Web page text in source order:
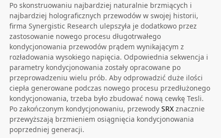
Po skonstruowaniu najbardziej naturalnie brzmiących i
najbardziej holograficznych przewodów w swojej historii,
firma Synergistic Research ulepszyła je dodatkowo przez
zastosowanie nowego procesu długotrwałego
kondycjonowania przewodów prądem wynikającym z
rozładowania wysokiego napięcia. Odpowiednia sekwencja i
parametry kondycjonowania zostały opracowane po
przeprowadzeniu wielu prób. Aby odprowadzić duże ilości
ciepła generowane podczas nowego procesu przedłużonego
kondycjonowania, trzeba było zbudować nową cewkę Tesli.
Po zakończonym kondycjonowaniu, przewody SRXznacznie
przewyższają brzmieniem osiągnięcia kondycjonowania
poprzedniej generacji.